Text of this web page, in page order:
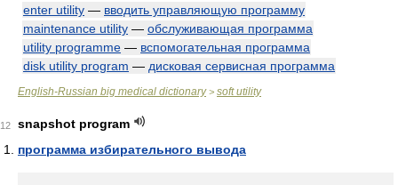
enter utility — вводить управляющую программу
maintenance utility — обслуживающая программа
utility programme — вспомогательная программа
disk utility program — дисковая сервисная программа
English-Russian big medical dictionary> soft utility
12
snapshot program
программа избирательного вывода